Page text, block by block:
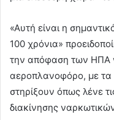
«Αυτή είναι η
100 χρόνια»
την απόφαση των ΗΠΑ
αεροπλανοφόρο, με τα
στηρίξουν όπως λένε
διακίνησης